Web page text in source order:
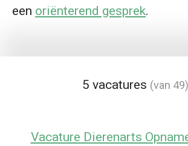
een oriënterend gesprek.
5 vacatures (van 49)
Vacature Dierenarts